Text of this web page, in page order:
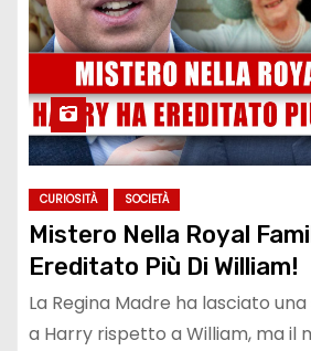
CURIOSITÀ SOCIETÀ
Mistero Nella Royal
Ereditato Più Di William!
La Regina Madre ha lasciato
a Harry rispetto a William, ma il